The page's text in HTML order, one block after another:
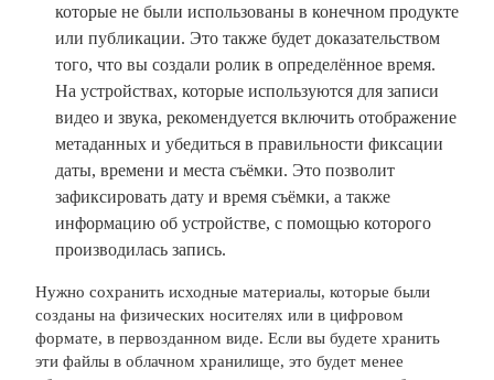
которые не были использованы в конечном продукте
или публикации. Это также будет доказательством
того, что вы создали ролик в определённое время.
На устройствах, которые используются для записи
видео и звука, рекомендуется включить отображение
метаданных и убедиться в правильности фиксации
даты, времени и места съёмки. Это позволит
зафиксировать дату и время съёмки, а также
информацию об устройстве, с помощью которого
производилась запись.
Нужно сохранить исходные материалы, которые были
созданы на физических носителях или в цифровом
формате, в первозданном виде. Если вы будете хранить
эти файлы в облачном хранилище, это будет менее